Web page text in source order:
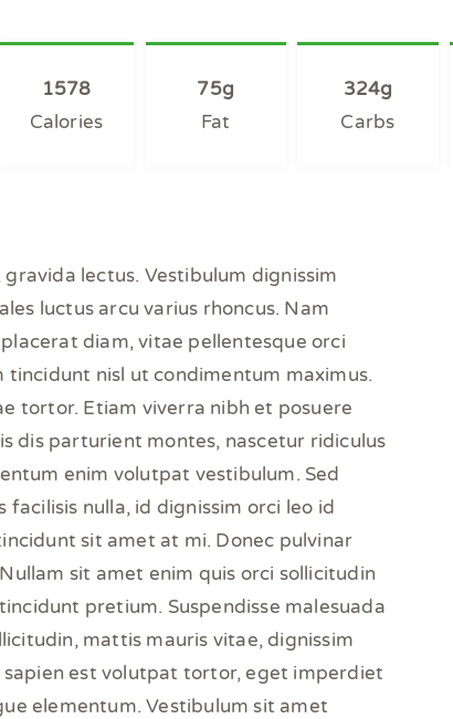
1578
Calories
75g
Fat
324g
Carbs
lectus. Vestibulum dignissim
luctus arcu varius rhoncus. Nam
diam, vitae pellentesque orci
nisl ut condimentum maximus.
tortor. Etiam viverra nibh et posuere
dis parturient montes, nascetur ridiculus
enim volutpat vestibulum. Sed
nulla, id dignissim orci leo id
sit amet at mi. Donec pulvinar
sit amet enim quis orci sollicitudin
pretium. Suspendisse malesuada
mattis mauris vitae, dignissim
sapien est volutpat tortor, eget imperdiet
elementum. Vestibulum sit amet